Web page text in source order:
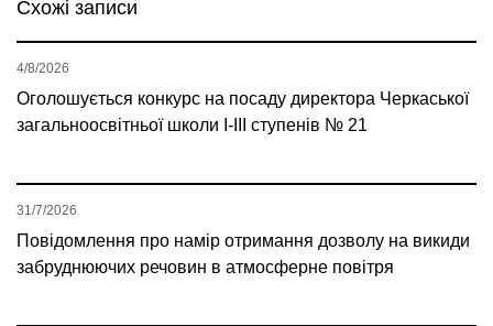
Схожі записи
Оголошується конкурс на посаду директора Черкаської
загальноосвітньої школи І-ІІІ ступенів № 21
4/8/2026
Повідомлення про намір отримання дозволу на викиди
забруднюючих речовин в атмосферне повітря
31/7/2026